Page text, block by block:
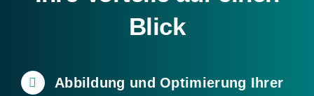
Blick
Abbildung und Optimierung Ihrer